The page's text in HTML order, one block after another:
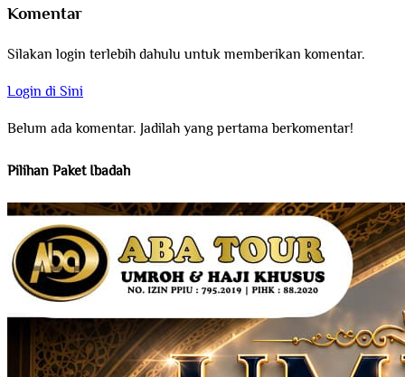
Komentar
Silakan login terlebih dahulu untuk memberikan komentar.
Login di Sini
Belum ada komentar. Jadilah yang pertama berkomentar!
Pilihan Paket Ibadah